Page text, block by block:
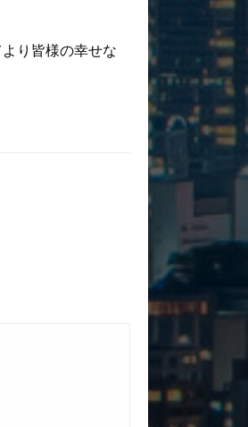
り皆様の幸せな